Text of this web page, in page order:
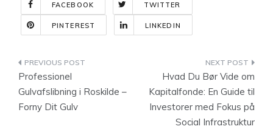
FACEBOOK TWITTER
PINTEREST LINKEDIN
Indlægsnavigation
Professionel
Gulvafslibning i Roskilde –
Forny Dit Gulv
Hvad Du Bør Vide om
Kapitalfonde: En Guide til
Investorer med Fokus på
Social Infrastruktur